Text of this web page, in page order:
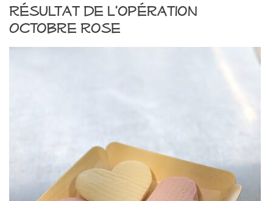
Résultat de l’opération
Octobre Rose